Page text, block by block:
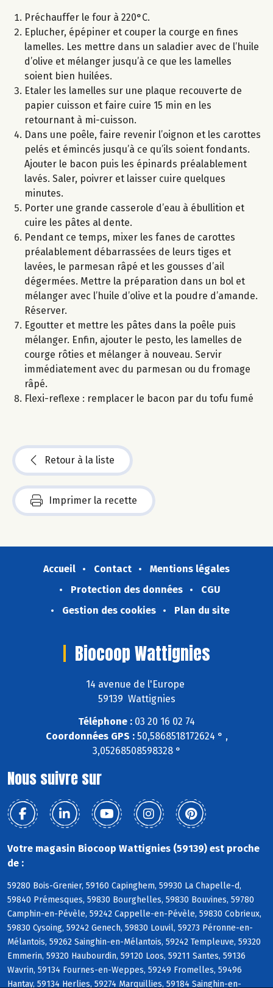
Préchauffer le four à 220°C.
Eplucher, épépiner et couper la courge en fines
lamelles. Les mettre dans un saladier avec de l’huile
d’olive et mélanger jusqu’à ce que les lamelles
soient bien huilées.
Etaler les lamelles sur une plaque recouverte de
papier cuisson et faire cuire 15 min en les
retournant à mi-cuisson.
Dans une poêle, faire revenir l’oignon et les carottes
pelés et émincés jusqu’à ce qu’ils soient fondants.
Ajouter le bacon puis les épinards préalablement
lavés. Saler, poivrer et laisser cuire quelques
minutes.
Porter une grande casserole d’eau à ébullition et
cuire les pâtes al dente.
Pendant ce temps, mixer les fanes de carottes
préalablement débarrassées de leurs tiges et
lavées, le parmesan râpé et les gousses d’ail
dégermées. Mettre la préparation dans un bol et
mélanger avec l’huile d’olive et la poudre d’amande.
Réserver.
Egoutter et mettre les pâtes dans la poêle puis
mélanger. Enfin, ajouter le pesto, les lamelles de
courge rôties et mélanger à nouveau. Servir
immédiatement avec du parmesan ou du fromage
râpé.
Flexi-reflexe : remplacer le bacon par du tofu fumé
Retour à la liste
Imprimer la recette
Accueil Contact
Mentions légales
Protection des données
CGU
Gestion des cookies
Plan du site
Biocoop Wattignies
14 avenue de l'Europe
59139 Wattignies
Téléphone : 03 20 16 02 74
Coordonnées GPS :50,5868518172624 ° ,
3,05268508598328 °
Nous suivre sur
Votre magasin Biocoop Wattignies (59139) est proche
de :
59280 Bois-Grenier, 59160 Capinghem, 59930 La Chapelle-d,
59840 Prémesques, 59830 Bourghelles, 59830 Bouvines, 59780
Camphin-en-Pévèle, 59242 Cappelle-en-Pévèle, 59830 Cobrieux,
59830 Cysoing, 59242 Genech, 59830 Louvil, 59273 Péronne-en-
Mélantois, 59262 Sainghin-en-Mélantois, 59242 Templeuve, 59320
Emmerin, 59320 Haubourdin, 59120 Loos, 59211 Santes, 59136
Wavrin, 59134 Fournes-en-Weppes, 59249 Fromelles, 59496
Hantay, 59134 Herlies, 59274 Marquillies, 59184 Sainghin-en-